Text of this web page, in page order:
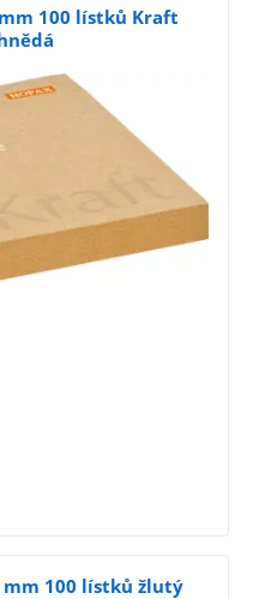
100 lístků Kraft
mm 100 lístků žlutý